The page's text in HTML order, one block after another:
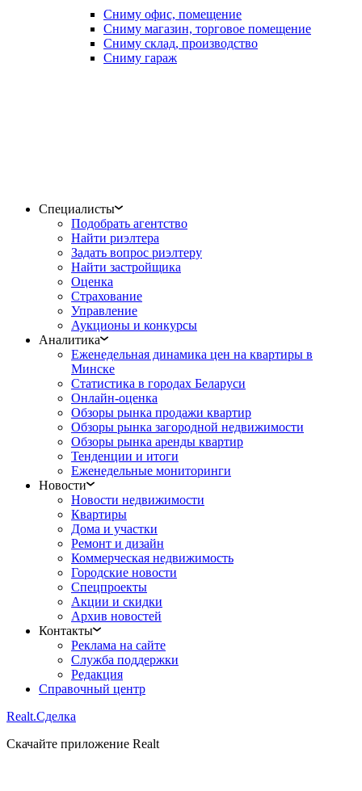
Сниму офис, помещение
Сниму магазин, торговое помещение
Сниму склад, производство
Сниму гараж
Специалисты
Подобрать агентство
Найти риэлтера
Задать вопрос риэлтеру
Найти застройщика
Оценка
Страхование
Управление
Аукционы и конкурсы
Аналитика
Еженедельная динамика цен на квартиры в
Минске
Статистика в городах Беларуси
Онлайн-оценка
Обзоры рынка продажи квартир
Обзоры рынка загородной недвижимости
Обзоры рынка аренды квартир
Тенденции и итоги
Еженедельные мониторинги
Новости
Новости недвижимости
Квартиры
Дома и участки
Ремонт и дизайн
Коммерческая недвижимость
Городские новости
Спецпроекты
Акции и скидки
Архив новостей
Контакты
Реклама на сайте
Служба поддержки
Редакция
Справочный центр
Realt.Сделка
Скачайте приложение Realt